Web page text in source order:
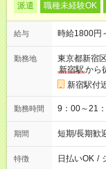
派遣 職種未経験OK
給与 時給1800円
勤務地
東京都新宿区
新宿駅から
新宿駅付
勤務時間 9：00～21
期間 短期/長期歓
特徴 日払いOK /